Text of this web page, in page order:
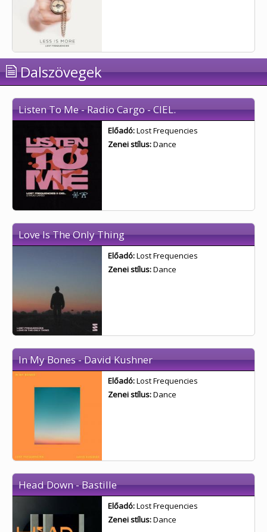
Dalszövegek
Listen To Me - Radio Cargo - CIEL.
Előadó:Lost Frequencies
Zenei stílus:Dance
Love Is The Only Thing
Előadó:Lost Frequencies
Zenei stílus:Dance
In My Bones - David Kushner
Előadó:Lost Frequencies
Zenei stílus:Dance
Head Down - Bastille
Előadó:Lost Frequencies
Zenei stílus:Dance